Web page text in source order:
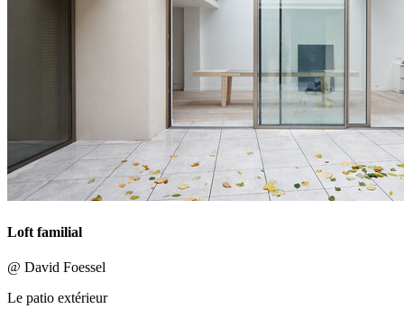
Loft familial
@ David Foessel
Le patio extérieur